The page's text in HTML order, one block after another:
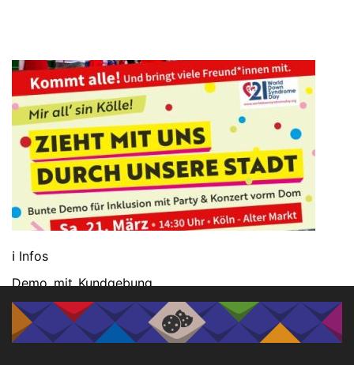
ℹ️ Infos
Demo mit Kundgebung
21.03.2026